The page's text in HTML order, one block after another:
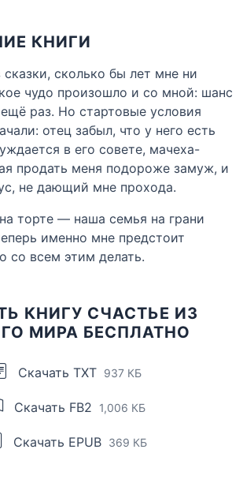
КНИГИ
сказки, сколько бы лет мне ни
чудо произошло и со мной: шанс
раз. Но стартовые условия
отец забыл, что у него есть
в его совете, мачеха-
продать меня подороже замуж, и
не дающий мне прохода.
торте — наша семья на грани
именно мне предстоит
со всем этим делать.
КНИГУ СЧАСТЬЕ ИЗ
МИРА БЕСПЛАТНО
Скачать TXT 937 КБ
Скачать FB2 1,006 КБ
Скачать EPUB 369 КБ